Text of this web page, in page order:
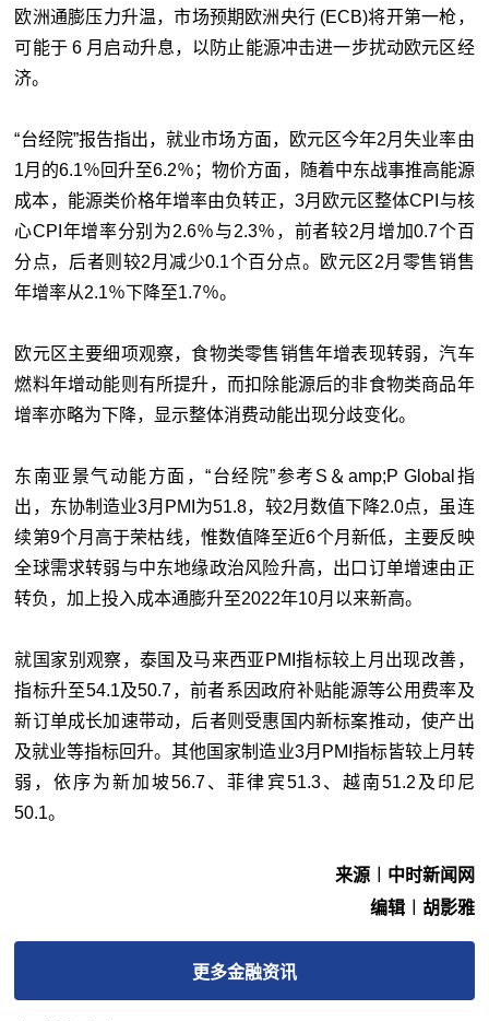
欧洲通膨压力升温，市场预期欧洲央行 (ECB)将开第一枪，
可能于 6 月启动升息，以防止能源冲击进一步扰动欧元区经
济。
“台经院”报告指出，就业市场方面，欧元区今年2月失业率由
1月的6.1％回升至6.2％；物价方面，随着中东战事推高能源
成本，能源类价格年增率由负转正，3月欧元区整体CPI与核
心CPI年增率分别为2.6％与2.3％，前者较2月增加0.7个百
分点，后者则较2月减少0.1个百分点。欧元区2月零售销售
年增率从2.1％下降至1.7％。
欧元区主要细项观察，食物类零售销售年增表现转弱，汽车
燃料年增动能则有所提升，而扣除能源后的非食物类商品年
增率亦略为下降，显示整体消费动能出现分歧变化。
东南亚景气动能方面，“台经院”参考S＆amp;P Global指
出，东协制造业3月PMI为51.8，较2月数值下降2.0点，虽连
续第9个月高于荣枯线，惟数值降至近6个月新低，主要反映
全球需求转弱与中东地缘政治风险升高，出口订单增速由正
转负，加上投入成本通膨升至2022年10月以来新高。
就国家别观察，泰国及马来西亚PMI指标较上月出现改善，
指标升至54.1及50.7，前者系因政府补贴能源等公用费率及
新订单成长加速带动，后者则受惠国内新标案推动，使产出
及就业等指标回升。其他国家制造业3月PMI指标皆较上月转
弱，依序为新加坡56.7、菲律宾51.3、越南51.2及印尼
50.1。
来源︱中时新闻网
编辑︱胡影雅
更多金融资讯